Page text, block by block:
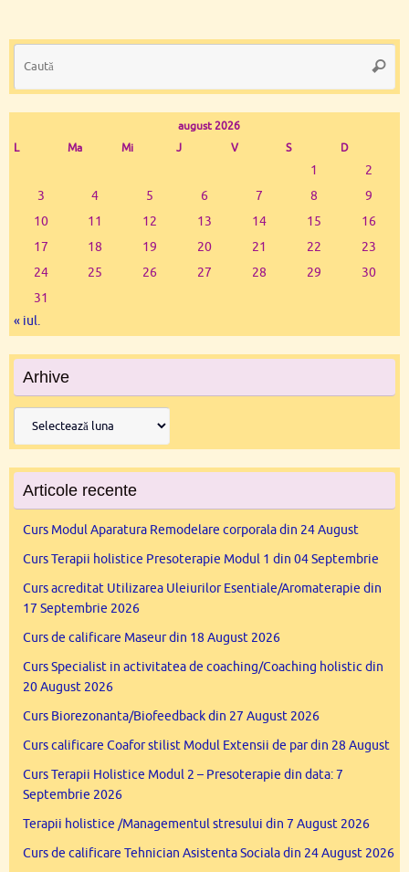
Caută
august 2026
L
Ma Mi J V S D
1
2
3
4 5 6 7 8
9
10
11 12 13 14 15
16
17
18 19 20 21 22
23
24
25 26 27 28 29
30
31
« iul.
Arhive
Articole recente
Curs Modul Aparatura Remodelare corporala din 24 August
Curs Terapii holistice Presoterapie Modul 1 din 04 Septembrie
Curs acreditat Utilizarea Uleiurilor Esentiale/Aromaterapie din
17 Septembrie 2026
Curs de calificare Maseur din 18 August 2026
Curs Specialist in activitatea de coaching/Coaching holistic din
20 August 2026
Curs Biorezonanta/Biofeedback din 27 August 2026
Curs calificare Coafor stilist Modul Extensii de par din 28 August
Curs Terapii Holistice Modul 2 – Presoterapie din data: 7
Septembrie 2026
Terapii holistice /Managementul stresului din 7 August 2026
Curs de calificare Tehnician Asistenta Sociala din 24 August 2026